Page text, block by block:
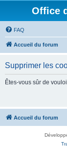
Office
FAQ
Accueil du forum
Supprimer les
Êtes-vous sûr de
Accueil du forum